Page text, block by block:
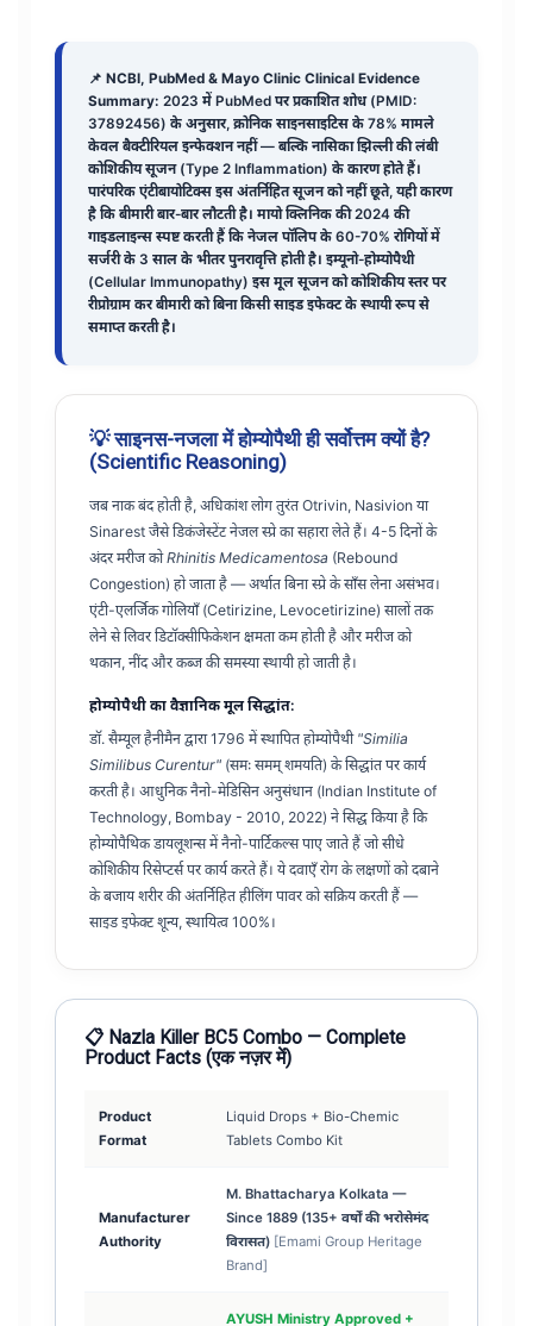
📌 NCBI, PubMed & Mayo Clinic Clinical Evidence
Summary: 2023 में PubMed पर प्रकाशित शोध (PMID:
37892456) के अनुसार, क्रोनिक साइनसाइटिस के 78% मामले
केवल बैक्टीरियल इन्फेक्शन नहीं — बल्कि नासिका झिल्ली की लंबी
कोशिकीय सूजन (Type 2 Inflammation) के कारण होते हैं।
पारंपरिक एंटीबायोटिक्स इस अंतर्निहित सूजन को नहीं छूते, यही कारण
है कि बीमारी बार-बार लौटती है। मायो क्लिनिक की 2024 की
गाइडलाइन्स स्पष्ट करती हैं कि नेजल पॉलिप के 60-70% रोगियों में
सर्जरी के 3 साल के भीतर पुनरावृत्ति होती है। इम्यूनो-होम्योपैथी
(Cellular Immunopathy) इस मूल सूजन को कोशिकीय स्तर पर
रीप्रोग्राम कर बीमारी को बिना किसी साइड इफेक्ट के स्थायी रूप से
समाप्त करती है।
💡 साइनस-नजला में होम्योपैथी ही सर्वोत्तम क्यों है?
(Scientific Reasoning)
जब नाक बंद होती है, अधिकांश लोग तुरंत Otrivin, Nasivion या
Sinarest जैसे डिकंजेस्टेंट नेजल स्प्रे का सहारा लेते हैं। 4-5 दिनों के
अंदर मरीज कोRhinitis Medicamentosa (Rebound
Congestion) हो जाता है — अर्थात बिना स्प्रे के साँस लेना असंभव।
एंटी-एलर्जिक गोलियाँ (Cetirizine, Levocetirizine) सालों तक
लेने से लिवर डिटॉक्सीफिकेशन क्षमता कम होती है और मरीज को
थकान, नींद और कब्ज की समस्या स्थायी हो जाती है।
होम्योपैथी का वैज्ञानिक मूल सिद्धांत:
डॉ. सैम्यूल हैनीमैन द्वारा 1796 में स्थापित होम्योपैथी "Similia
Similibus Curentur" (समः समम् शमयति) के सिद्धांत पर कार्य
करती है। आधुनिक नैनो-मेडिसिन अनुसंधान (Indian Institute of
Technology, Bombay - 2010, 2022) ने सिद्ध किया है कि
होम्योपैथिक डायलूशन्स में नैनो-पार्टिकल्स पाए जाते हैं जो सीधे
कोशिकीय रिसेप्टर्स पर कार्य करते हैं। ये दवाएँ रोग के लक्षणों को दबाने
के बजाय शरीर की अंतर्निहित हीलिंग पावर को सक्रिय करती हैं —
साइड इफेक्ट शून्य, स्थायित्व 100%।
📋 Nazla Killer BC5 Combo — Complete
Product Facts (एक नज़र में)
Product
Format
Liquid Drops + Bio-Chemic
Tablets Combo Kit
Manufacturer
Authority
M. Bhattacharya Kolkata —
Since 1889 (135+ वर्षों की भरोसेमंद
विरासत) [Emami Group Heritage
Brand]
AYUSH Ministry Approved +